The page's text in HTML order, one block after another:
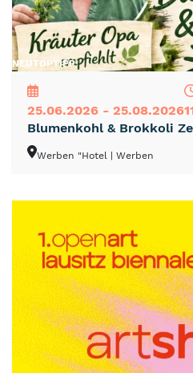
NEUTOPTIPP
25.06.2026 - 25.08.2026
Blumenkohl & Brokkoli
Werben "Hotel | Werben